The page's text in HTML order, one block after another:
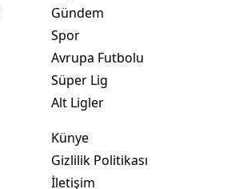
Gündem
Spor
Avrupa Futbolu
Süper Lig
Alt Ligler
Künye
Gizlilik Politikası
İletişim